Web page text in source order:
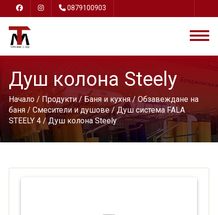
0879100903
Душ колона Steely
Начало/ Продукти/Баня и кухня/Обзавеждане на
баня/ Смесители и душове/Душ система FALA
STEELY 4/ Душ колона Steely